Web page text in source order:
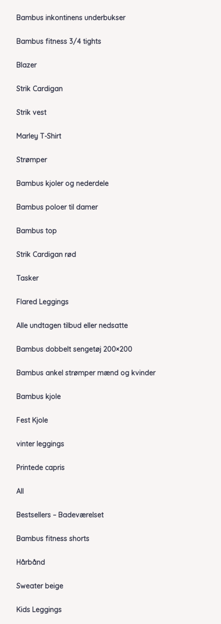
Bambus inkontinens underbukser
Bambus fitness 3/4 tights
Blazer
Strik Cardigan
Strik vest
Marley T-Shirt
Strømper
Bambus kjoler og nederdele
Bambus poloer til damer
Bambus top
Strik Cardigan rød
Tasker
Flared Leggings
Alle undtagen tilbud eller nedsatte
Bambus dobbelt sengetøj 200×200
Bambus ankel strømper mænd og kvinder
Bambus kjole
Fest Kjole
vinter leggings
Printede capris
All
Bestsellers – Badeværelset
Bambus fitness shorts
Hårbånd
Sweater beige
Kids Leggings